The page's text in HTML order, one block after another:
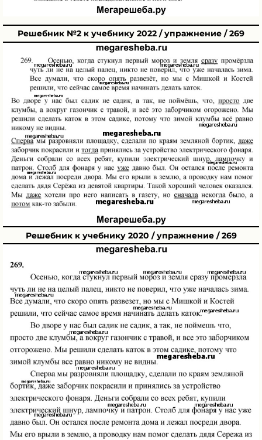
Решебник №2 к учебнику 2022 / упражнение / 269
Решебник к учебнику 2020 / упражнение / 269